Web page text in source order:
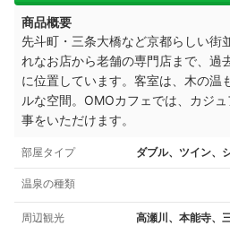
商品概要
先斗町・三条大橋など京都らしい街
れなお店から老舗の専門店まで、過
に位置しています。客室は、木の温
ルな空間。OMOカフェでは、カジ
事をいただけます。
部屋タイプ ダブル、ツイン、
温泉の種類
周辺観光 高瀬川、本能寺、